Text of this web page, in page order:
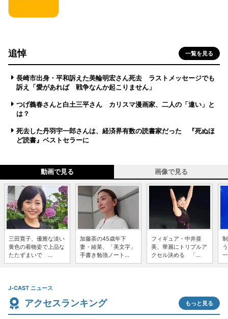
追悼 一覧を見る
長崎市出身・平和訴えた美輪明宏さん死去 ラストメッセージでも
訴え「愛があれば 戦争なんか起こりません」
つげ義春さんと白土三平さん カリスマ漫画家、二人の「違い」と
は？
死去した丹羽宇一郎さんは、経済界有数の読書家だった 『死ぬほ
ど読書』ベストセラーに
動画で見る 画像で見る
三田寛子、優雅な淡い
黄色の着物姿で上品な
たたずまいで ...
加藤茶の45歳年下
妻・綾菜、「美文字」
手書き勉強ノート...
フィギュア・中井亜
美、華麗にトリプルア
クセル決める 「...
J-CAST ニュース
アクセスランキング もっと見る